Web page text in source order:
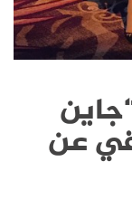
عن